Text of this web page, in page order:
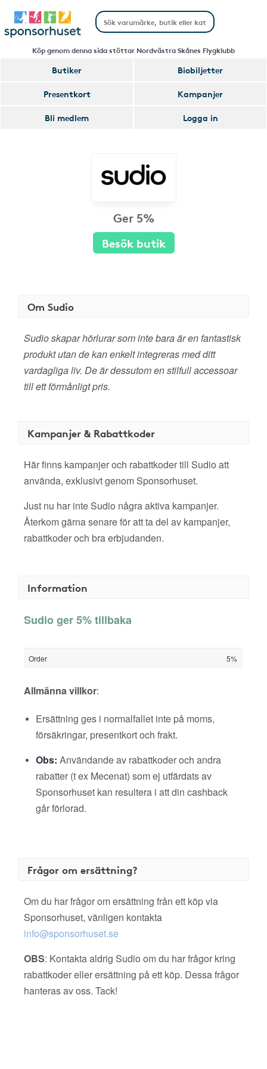
Köp genom denna sida stöttar Nordvästra Skånes Flygklubb
Butiker
Biobiljetter
Presentkort
Kampanjer
Bli medlem
Logga in
Ger 5%
Besök butik
Om Sudio
Sudio skapar hörlurar som inte bara är en fantastisk
produkt utan de kan enkelt integreras med ditt
vardagliga liv. De är dessutom en stilfull accessoar
till ett förmånligt pris.
Kampanjer & Rabattkoder
Här finns kampanjer och rabattkoder till Sudio att
använda, exklusivt genom Sponsorhuset.
Just nu har inte Sudio några aktiva kampanjer.
Återkom gärna senare för att ta del av kampanjer,
rabattkoder och bra erbjudanden.
Information
Sudio ger 5% tillbaka
Order 5%
Allmänna villkor:
Ersättning ges i normalfallet inte på moms,
försäkringar, presentkort och frakt.
Obs: Användande av rabattkoder och andra
rabatter (t ex Mecenat) som ej utfärdats av
Sponsorhuset kan resultera i att din cashback
går förlorad.
Frågor om ersättning?
Om du har frågor om ersättning från ett köp via
Sponsorhuset, vänligen kontakta
info@sponsorhuset.se
OBS: Kontakta aldrig Sudio om du har frågor kring
rabattkoder eller ersättning på ett köp. Dessa frågor
hanteras av oss. Tack!